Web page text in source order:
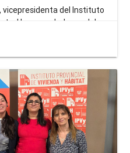
vicepresidenta del Instituto
al hacer un balance del
de la operatoria
el gobernador Gustavo